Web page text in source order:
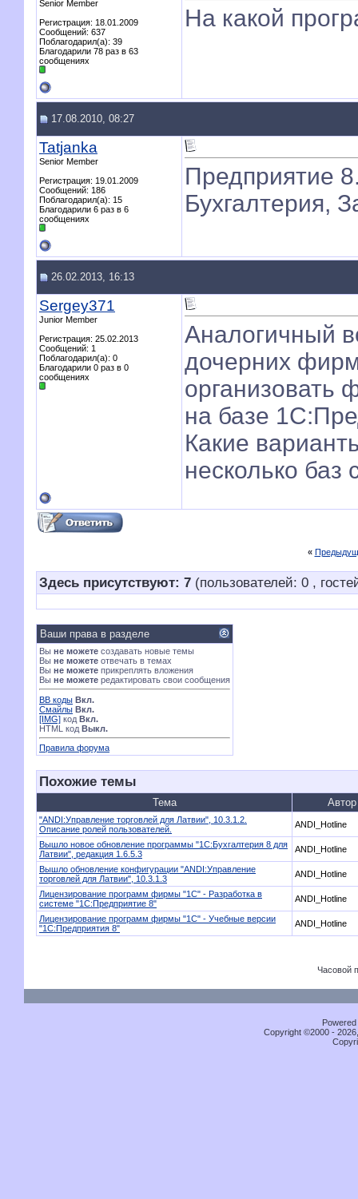
Senior Member
Регистрация: 18.01.2009
Сообщений: 637
Поблагодарил(а): 39
Благодарили 78 раз в 63
сообщениях
На какой
17.08.2010, 08:27
Tatjanka
Senior Member
Регистрация: 19.01.2009
Сообщений: 186
Поблагодарил(а): 15
Благодарили 6 раз в 6
сообщениях
Предприятие
Бухгалтерия,
26.02.2013, 16:13
Sergey371
Junior Member
Регистрация: 25.02.2013
Сообщений: 1
Поблагодарил(а): 0
Благодарили 0 раз в 0
сообщениях
Аналогичный
дочерних
организовать
на базе
Какие
несколько
«
Здесь присутствуют: 7 (пользователей: 0 ,
Ваши права в разделе
Вы не можете создавать новые темы
Вы не можете отвечать в темах
Вы не можете прикреплять вложения
Вы не можете редактировать свои сообщения
BB коды Вкл.
Смайлы Вкл.
[IMG] код Вкл.
HTML код Выкл.
Правила форума
Похожие темы
Тема Автор
"ANDI:Управление торговлей для Латвии", 10.3.1.2.
Описание ролей пользователей.
ANDI_Hotline
Вышло новое обновление программы "1С:Бухгалтерия 8 для
Латвии", редакция 1.6.5.3
ANDI_Hotline
Вышло обновление конфигурации "ANDI:Управление
торговлей для Латвии", 10.3.1.3
ANDI_Hotline
Лицензирование программ фирмы "1С" - Разработка в
системе "1С:Предприятие 8"
ANDI_Hotline
Лицензирование программ фирмы "1С" - Учебные версии
"1С:Предприятия 8"
ANDI_Hotline
Часовой
Copyright ©2000 -